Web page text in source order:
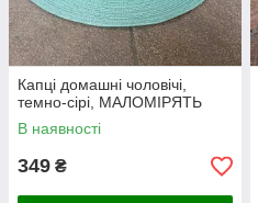
Капці домашні чоловічі,
темно-сірі, МАЛОМІРЯТЬ
В наявності
349 ₴